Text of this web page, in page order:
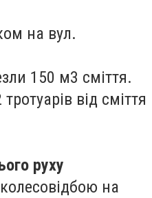
на вул.
150 м3 сміття.
від сміття
руху
на